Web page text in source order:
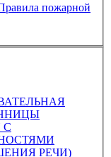
пожарной
С
РЕЧИ)